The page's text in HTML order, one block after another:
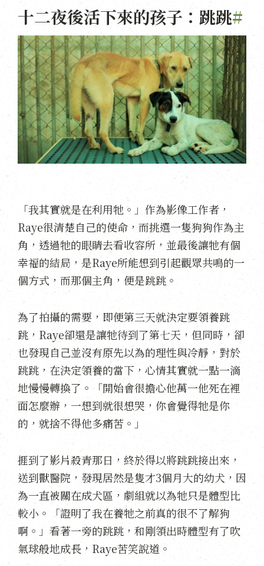
十二夜後活下來的孩子：跳跳#
「我其實就是在利用牠。」作為影像工作者，
Raye很清楚自己的使命，而挑選一隻狗狗作為主
角，透過牠的眼睛去看收容所，並最後讓牠有個
幸福的結局，是Raye所能想到引起觀眾共鳴的一
個方式，而那個主角，便是跳跳。
為了拍攝的需要，即便第三天就決定要領養跳
跳，Raye卻還是讓牠待到了第七天，但同時，卻
也發現自己並沒有原先以為的理性與冷靜，對於
跳跳，在決定領養的當下，心情其實就一點一滴
地慢慢轉換了。「開始會很擔心他萬一他死在裡
面怎麼辦，一想到就很想哭，你會覺得牠是你
的，就捨不得他多痛苦。」
捱到了影片殺青那日，終於得以將跳跳接出來，
送到獸醫院，發現居然是隻才3個月大的幼犬，因
為一直被關在成犬區，劇組就以為牠只是體型比
較小。「證明了我在養牠之前真的很不了解狗
啊。」看著一旁的跳跳，和剛領出時體型有了吹
氣球般地成長，Raye苦笑說道。